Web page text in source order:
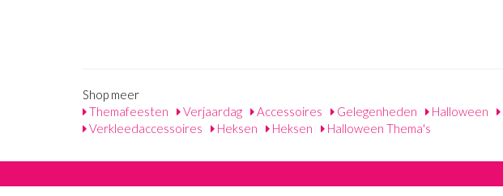
Shop meer
Themafeesten
Verjaardag Accessoires Gelegenheden Halloween
Verkleedaccessoires
Heksen Heksen Halloween Thema's